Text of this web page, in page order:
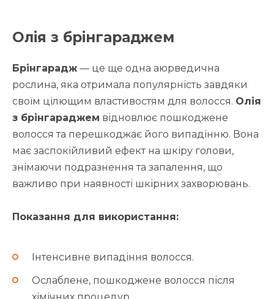
Олія з брінгараджем
Брінгарадж — це ще одна аюрведична
рослина, яка отримала популярність завдяки
своїм цілющим властивостям для волосся. Олія
з брінгараджем відновлює пошкоджене
волосся та перешкоджає його випадінню. Вона
має заспокійливий ефект на шкіру голови,
знімаючи подразнення та запалення, що
важливо при наявності шкірних захворювань.
Показання для використання:
Інтенсивне випадіння волосся.
Ослаблене, пошкоджене волосся після